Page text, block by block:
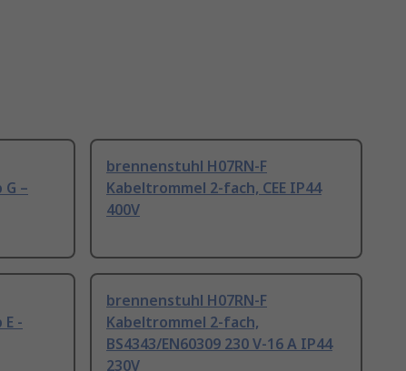
–
brennenstuhl H07RN-F
Kabeltrommel 2-fach, CEE IP44
400V
-
brennenstuhl H07RN-F
Kabeltrommel 2-fach,
BS4343/EN60309 230 V-16 A IP44
230V